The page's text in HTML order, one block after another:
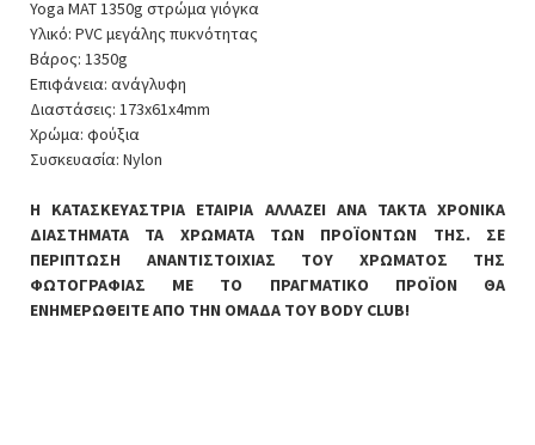
Yoga MAT 1350g στρώμα γιόγκα
Υλικό: PVC μεγάλης πυκνότητας
Βάρος: 1350g
Επιφάνεια: ανάγλυφη
Διαστάσεις: 173x61x4mm
Χρώμα: φούξια
Συσκευασία: Nylon
Η ΚΑΤΑΣΚΕΥΑΣΤΡΙΑ ΕΤΑΙΡΙΑ ΑΛΛΑΖΕΙ ΑΝΑ ΤΑΚΤΑ ΧΡΟΝΙΚΑ
ΔΙΑΣΤΗΜΑΤΑ ΤΑ ΧΡΩΜΑΤΑ ΤΩΝ ΠΡΟΪΟΝΤΩΝ ΤΗΣ. ΣΕ
ΠΕΡΙΠΤΩΣΗ ΑΝΑΝΤΙΣΤΟΙΧΙΑΣ ΤΟΥ ΧΡΩΜΑΤΟΣ ΤΗΣ
ΦΩΤΟΓΡΑΦΙΑΣ ΜΕ ΤΟ ΠΡΑΓΜΑΤΙΚΟ ΠΡΟΪΟΝ ΘΑ
ΕΝΗΜΕΡΩΘΕΙΤΕ ΑΠΟ ΤΗΝ ΟΜΑΔΑ ΤΟΥ BODY CLUB!